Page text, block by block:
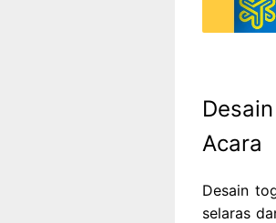
Acara
Desain
selaras